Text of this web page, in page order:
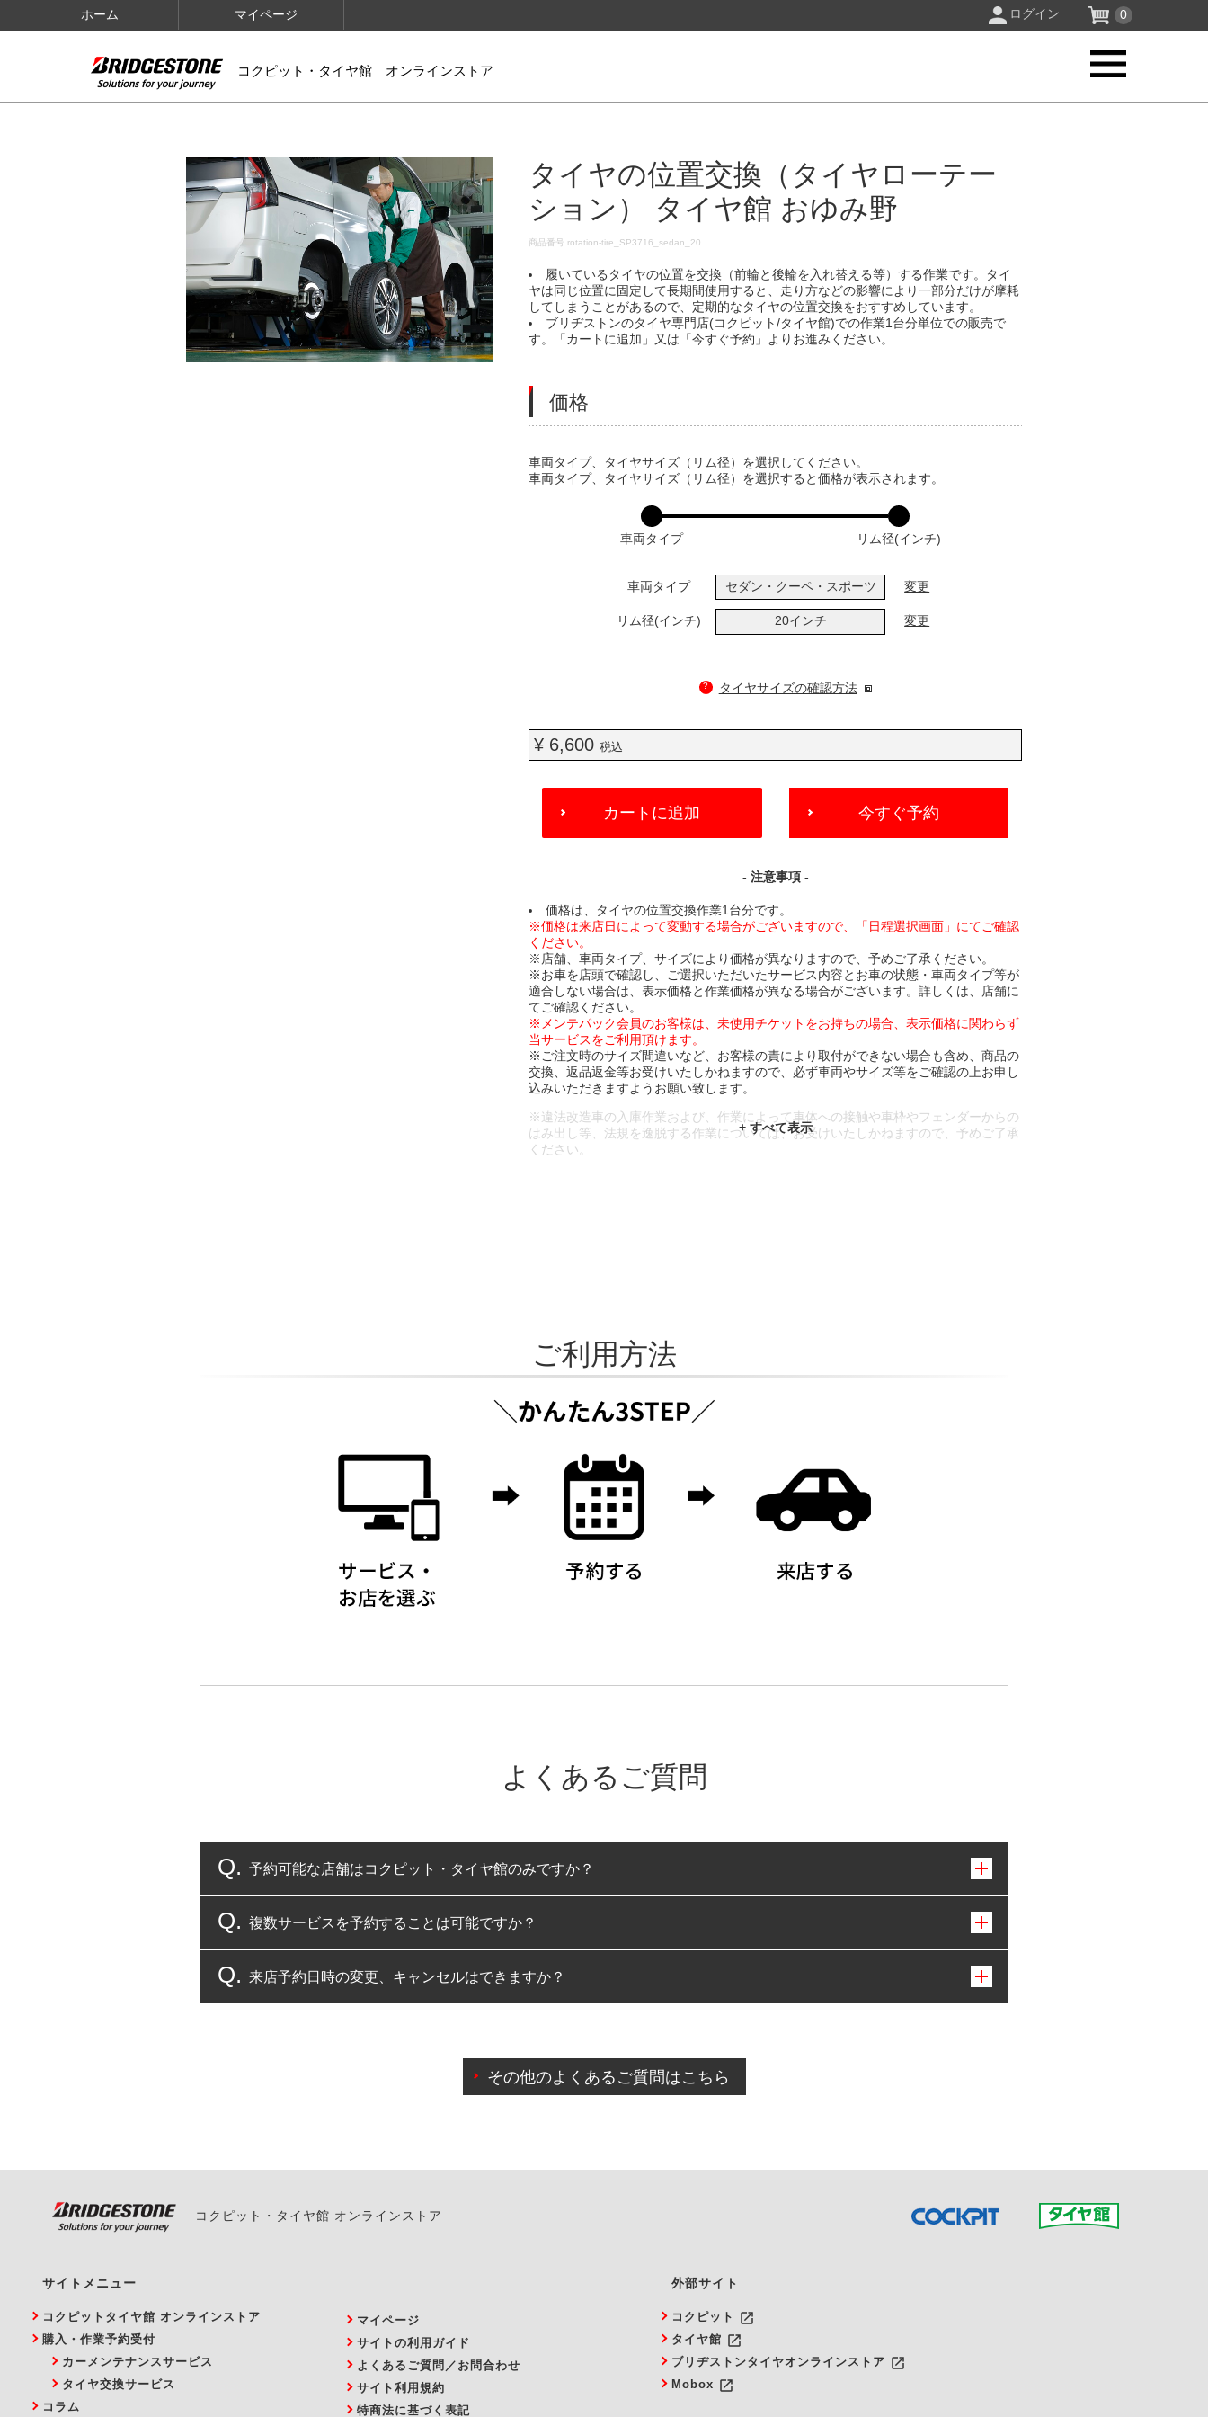
ホーム マイページ ログイン 0
コクピット・タイヤ館 オンラインストア
IMAGES
タイヤの位置交換（タイヤローテー
ション） タイヤ館 おゆみ野
DETAILS
商品番号 rotation-tire_SP3716_sedan_20
履いているタイヤの位置を交換（前輪と後輪を入れ替える等）する作業です。タイ
ヤは同じ位置に固定して長期間使用すると、走り方などの影響により一部分だけが摩耗
してしまうことがあるので、定期的なタイヤの位置交換をおすすめしています。
ブリヂストンのタイヤ専門店(コクピット/タイヤ館)での作業1台分単位での販売で
す。「カートに追加」又は「今すぐ予約」よりお進みください。
価格
VARIATIONS
車両タイプ、タイヤサイズ（リム径）を選択してください。
車両タイプ、タイヤサイズ（リム径）を選択すると価格が表示されます。
車両タイプ リム径(インチ)
車両タイプ セダン・クーペ・スポーツ 変更
リム径(インチ) 20インチ 変更
? タイヤサイズの確認方法
¥ 6,600税込
ADD
CART
カートに追加 今すぐ予約
- 注意事項 -
価格は、タイヤの位置交換作業1台分です。
※価格は来店日によって変動する場合がございますので、「日程選択画面」にてご確認
ください。
※店舗、車両タイプ、サイズにより価格が異なりますので、予めご了承ください。
※お車を店頭で確認し、ご選択いただいたサービス内容とお車の状態・車両タイプ等が
適合しない場合は、表示価格と作業価格が異なる場合がございます。詳しくは、店舗に
てご確認ください。
※メンテパック会員のお客様は、未使用チケットをお持ちの場合、表示価格に関わらず
当サービスをご利用頂けます。
※ご注文時のサイズ間違いなど、お客様の責により取付ができない場合も含め、商品の
交換、返品返金等お受けいたしかねますので、必ず車両やサイズ等をご確認の上お申し
込みいただきますようお願い致します。
※違法改造車の入庫作業および、作業によって車体への接触や車枠やフェンダーからの
はみ出し等、法規を逸脱する作業については、お受けいたしかねますので、予めご了承
ください。
ご利用方法
よくあるご質問
予約可能な店舗はコクピット・タイヤ館のみですか？
コクピット・タイヤ館のみとなります。
複数サービスを予約することは可能ですか？
複数サービスのご予約は可能です。
来店予約日時の変更、キャンセルはできますか？
また、やむを得ない事由によりご予約のキャンセルをご希望の際は、直接ご予約いただいた店舗へご連絡くださ
その他のよくあるご質問はこちら
コクピット・タイヤ館 オンラインストア
サイトメニュー
コクピットタイヤ館 オンラインストア
購入・作業予約受付
カーメンテナンスサービス
タイヤ交換サービス
コラム
マイページ
サイトの利用ガイド
よくあるご質問／お問合わせ
サイト利用規約
特商法に基づく表記
外部サイト
コクピット launch
タイヤ館 launch
ブリヂストンタイヤオンラインストア launch
Mobox launch